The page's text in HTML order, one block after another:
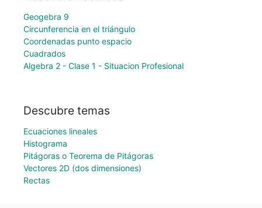
Geogebra 9
Circunferencia en el triángulo
Coordenadas punto espacio
Cuadrados
Algebra 2 - Clase 1 - Situacion Profesional
Descubre temas
Ecuaciones lineales
Histograma
Pitágoras o Teorema de Pitágoras
Vectores 2D (dos dimensiones)
Rectas